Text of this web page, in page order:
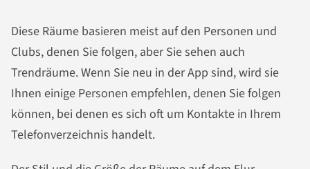
Diese Räume basieren meist auf den Personen und
Clubs, denen Sie folgen, aber Sie sehen auch
Trendräume. Wenn Sie neu in der App sind, wird sie
Ihnen einige Personen empfehlen, denen Sie folgen
können, bei denen es sich oft um Kontakte in Ihrem
Telefonverzeichnis handelt.